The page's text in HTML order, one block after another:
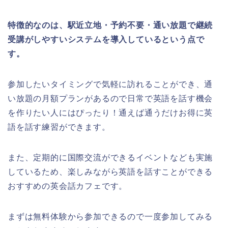
特徴的なのは、駅近立地・予約不要・通い放題で継続
受講がしやすいシステムを導入しているという点で
す。
参加したいタイミングで気軽に訪れることができ、通
い放題の月額プランがあるので日常で英語を話す機会
を作りたい人にはぴったり！通えば通うだけお得に英
語を話す練習ができます。
また、定期的に国際交流ができるイベントなども実施
しているため、楽しみながら英語を話すことができる
おすすめの英会話カフェです。
まずは無料体験から参加できるので一度参加してみる